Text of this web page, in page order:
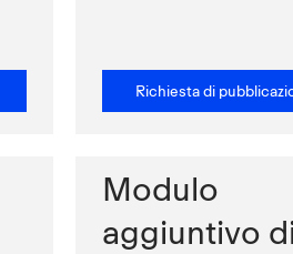
Richiesta di
Modulo
aggiuntivo